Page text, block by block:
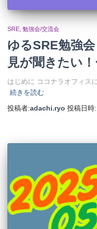
SRE 勉強会/交流会
ゆるSRE勉強
見が聞きたい
はじめに ココナラオフィス
続きを読む
投稿者:adachi.ryo 投稿日時: